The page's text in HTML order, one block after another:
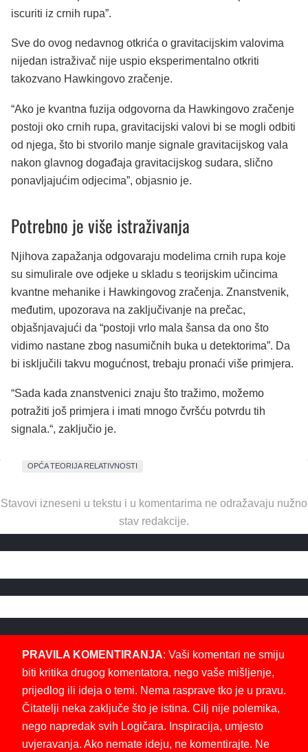
iscuriti iz crnih rupa”.
Sve do ovog nedavnog otkrića o gravitacijskim valovima
nijedan istraživač nije uspio eksperimentalno otkriti
takozvano Hawkingovo zračenje.
“Ako je kvantna fuzija odgovorna da Hawkingovo zračenje
postoji oko crnih rupa, gravitacijski valovi bi se mogli odbiti
od njega, što bi stvorilo manje signale gravitacijskog vala
nakon glavnog događaja gravitacijskog sudara, slično
ponavljajućim odjecima”, objasnio je.
Potrebno je više istraživanja
Njihova zapažanja odgovaraju modelima crnih rupa koje
su simulirale ove odjeke u skladu s teorijskim učincima
kvantne mehanike i Hawkingovog zračenja. Znanstvenik,
međutim, upozorava na zaključivanje na prečac,
objašnjavajući da “postoji vrlo mala šansa da ono što
vidimo nastane zbog nasumičnih buka u detektorima”. Da
bi isključili takvu mogućnost, trebaju pronaći više primjera.
“Sada kada znanstvenici znaju što tražimo, možemo
potražiti još primjera i imati mnogo čvršću potvrdu tih
signala.“, zaključio je.
OPĆA TEORIJA RELATIVNOSTI
Stavovi izneseni u tekstu i u komentarima ne odražavaju nužno
stav redakcije.
PRAVILA KOMENTIRANJA: Vaši komentari ne smiju
biti kritika drugog komentatora, nego vaše mišljenje,
prijedlog ili ideja o temi. Nema rasprave tko je u pravu.
Čitatelji neka zaključe što je istina. Cilj nije polemika,
nego napredak svih Logičara. Inspiracija, umjesto
uvjeravanja. Ako nemate ideju, ne komentirajte. Ne